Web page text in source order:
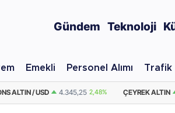
Gündem Teknoloji
Emekli Personel Alımı Trafik
ÇEYREK ALTIN 10.895,32 2,64% YARIM ALTIN